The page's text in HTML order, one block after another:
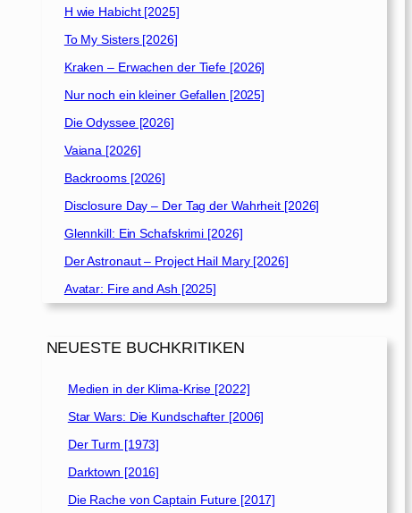
H wie Habicht [2025]
To My Sisters [2026]
Kraken – Erwachen der Tiefe [2026]
Nur noch ein kleiner Gefallen [2025]
Die Odyssee [2026]
Vaiana [2026]
Backrooms [2026]
Disclosure Day – Der Tag der Wahrheit [2026]
Glennkill: Ein Schafskrimi [2026]
Der Astronaut – Project Hail Mary [2026]
Avatar: Fire and Ash [2025]
NEUESTE BUCHKRITIKEN
Medien in der Klima-Krise [2022]
Star Wars: Die Kundschafter [2006]
Der Turm [1973]
Darktown [2016]
Die Rache von Captain Future [2017]